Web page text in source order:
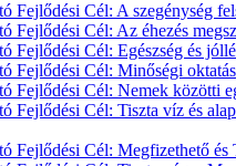
Fejlődési Cél: A szegénység
Fejlődési Cél: Az éhezés
Fejlődési Cél: Egészség és
Fejlődési Cél: Minőségi oktatás
Fejlődési Cél: Nemek közötti
Fejlődési Cél: Tiszta víz és
Fejlődési Cél: Megfizethető és